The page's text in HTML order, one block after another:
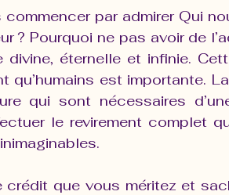
par admirer Qui
? Pourquoi ne pas avoir de
divine, éternelle et infinie.
qu’humains est importante.
qui sont nécessaires
le revirement complet
que vous méritez et